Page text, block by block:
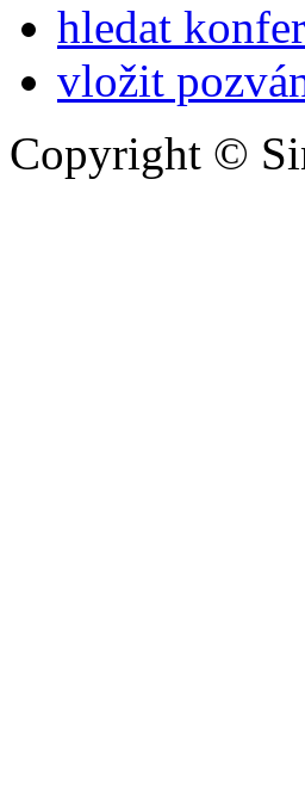
hledat
vložit
Copyright ©